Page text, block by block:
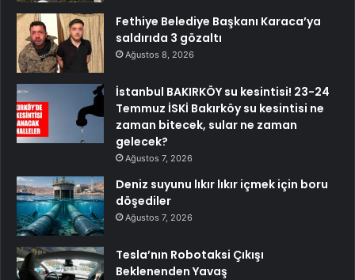
Fethiye Belediye Başkanı Karaca’ya
saldırıda 3 gözaltı
Ağustos 8, 2026
İstanbul BAKIRKÖY su kesintisi! 23-24
Temmuz İSKİ Bakırköy su kesintisi ne
zaman bitecek, sular ne zaman
gelecek?
Ağustos 7, 2026
Deniz suyunu lıkır lıkır içmek için boru
döşediler
Ağustos 7, 2026
Tesla’nın Robotaksi Çıkışı
Beklenenden Yavaş